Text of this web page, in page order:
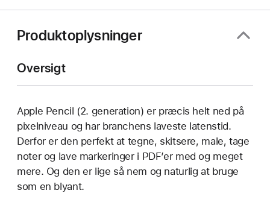
Produktoplysninger
Oversigt
Apple Pencil (2. generation) er præcis helt ned på
pixelniveau og har branchens laveste latenstid.
Derfor er den perfekt at tegne, skitsere, male, tage
noter og lave markeringer i PDF’er med og meget
mere. Og den er lige så nem og naturlig at bruge
som en blyant.